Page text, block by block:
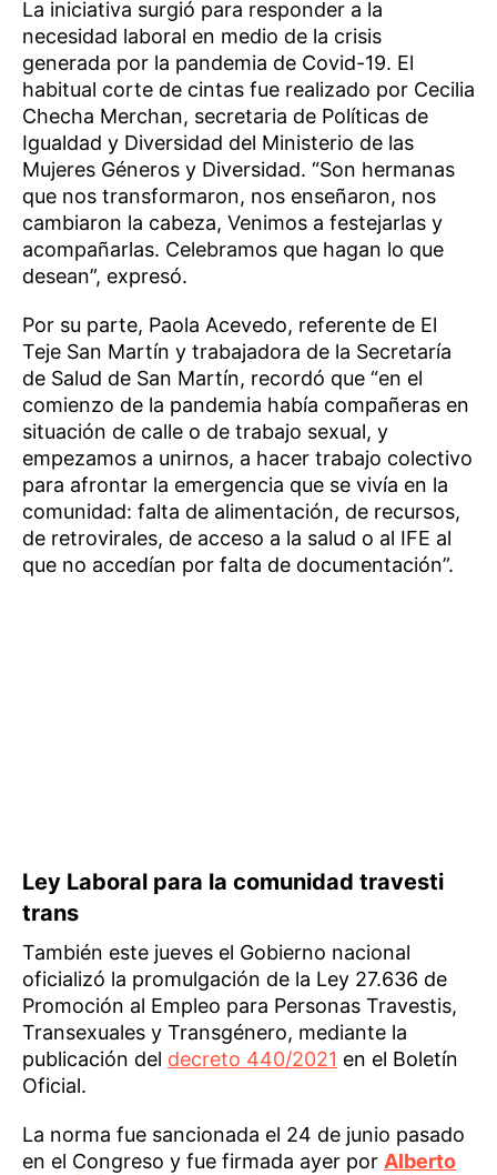
La iniciativa surgió para responder a la
necesidad laboral en medio de la crisis
generada por la pandemia de Covid-19. El
habitual corte de cintas fue realizado por Cecilia
Checha Merchan, secretaria de Políticas de
Igualdad y Diversidad del Ministerio de las
Mujeres Géneros y Diversidad. “Son hermanas
que nos transformaron, nos enseñaron, nos
cambiaron la cabeza, Venimos a festejarlas y
acompañarlas. Celebramos que hagan lo que
desean”, expresó.
Por su parte, Paola Acevedo, referente de El
Teje San Martín y trabajadora de la Secretaría
de Salud de San Martín, recordó que “en el
comienzo de la pandemia había compañeras en
situación de calle o de trabajo sexual, y
empezamos a unirnos, a hacer trabajo colectivo
para afrontar la emergencia que se vivía en la
comunidad: falta de alimentación, de recursos,
de retrovirales, de acceso a la salud o al IFE al
que no accedían por falta de documentación”.
Ley Laboral para la comunidad travesti
trans
También este jueves el Gobierno nacional
oficializó la promulgación de la Ley 27.636 de
Promoción al Empleo para Personas Travestis,
Transexuales y Transgénero, mediante la
publicación del decreto 440/2021 en el Boletín
Oficial.
La norma fue sancionada el 24 de junio pasado
en el Congreso y fue firmada ayer por Alberto